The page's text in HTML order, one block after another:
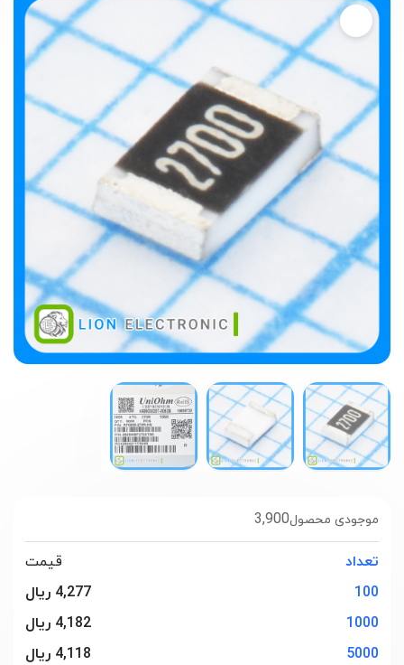
3,900موجودی محصول
تعداد
قیمت
100
4,277 ریال
1000
4,182 ریال
5000
4,118 ریال